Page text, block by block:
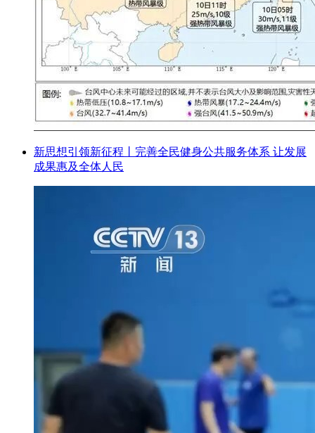
新思想引领新征程丨完善全民健身公共服务体系 让发展
成果惠及全体人民